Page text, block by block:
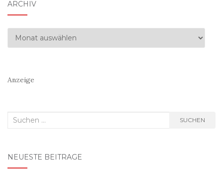
ARCHIV
Archiv
Anzeige
Suchen
SUCHEN
NEUESTE BEITRÄGE